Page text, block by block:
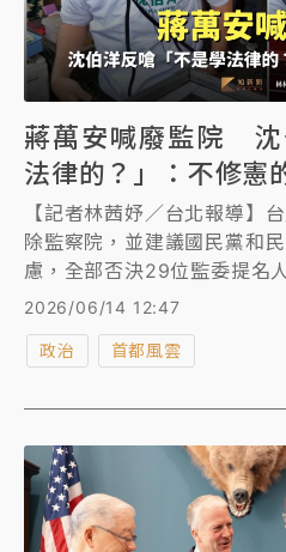
蔣萬安喊廢監院 沈
法律的？」：不修憲
【記者林茜妤／台北報導】
除監察院，並建議國民黨和
慮，全部否決29位監委提名
長參選人沈伯洋今（14）日
提過，「不參加的是國民黨
2026/06/14 12:47
政治 首都風雲